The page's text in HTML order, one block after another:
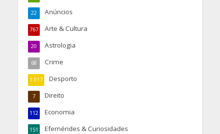
Anúncios
22
Arte & Cultura
767
Astrologia
20
Crime
68
Desporto
1.017
Direito
7
Economia
112
Efemérides & Curiosidades
151